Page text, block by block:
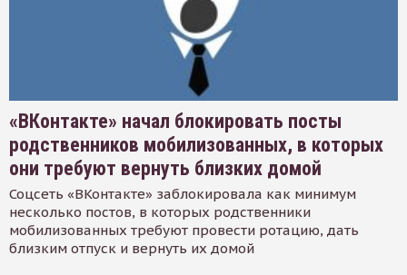
«ВКонтакте» начал блокировать посты
родственников мобилизованных, в которых
они требуют вернуть близких домой
Соцсеть «ВКонтакте» заблокировала как минимум
несколько постов, в которых родственники
мобилизованных требуют провести ротацию, дать
близким отпуск и вернуть их домой